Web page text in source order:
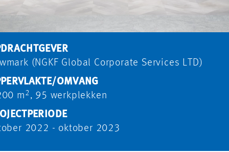
(NGKF Global Corporate Services LTD)
OMVANG
m 2 , 95 werkplekken
2022 - oktober 2023